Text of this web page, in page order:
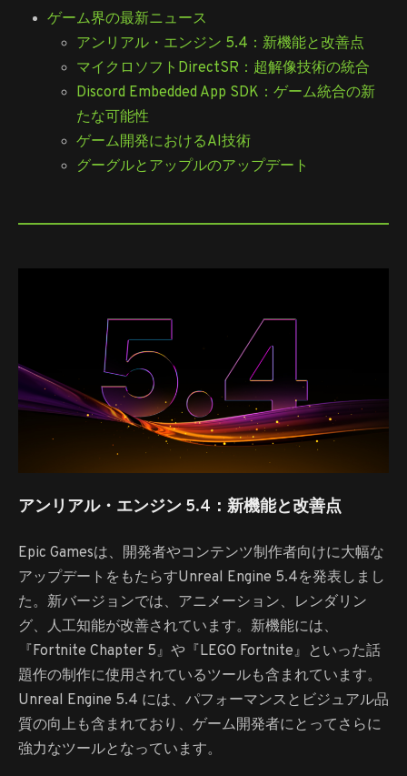
ゲーム界の最新ニュース
アンリアル・エンジン 5.4：新機能と改善点
マイクロソフトDirectSR：超解像技術の統合
Discord Embedded App SDK：ゲーム統合の新
たな可能性
ゲーム開発におけるAI技術
グーグルとアップルのアップデート
アンリアル・エンジン 5.4：新機能と改善点
Epic Gamesは、開発者やコンテンツ制作者向けに大幅な
アップデートをもたらすUnreal Engine 5.4を発表しまし
た。新バージョンでは、アニメーション、レンダリン
グ、人工知能が改善されています。新機能には、
『Fortnite Chapter 5』や『LEGO Fortnite』といった話
題作の制作に使用されているツールも含まれています。
Unreal Engine 5.4 には、パフォーマンスとビジュアル品
質の向上も含まれており、ゲーム開発者にとってさらに
強力なツールとなっています。